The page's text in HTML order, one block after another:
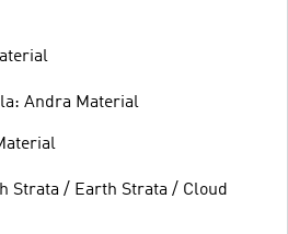
Andra Material
Strata / Earth Strata / Cloud